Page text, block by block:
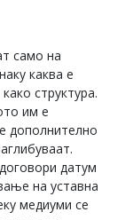
само на
каква е
структура.
им е
дополнително
датум
на уставна
медиуми се